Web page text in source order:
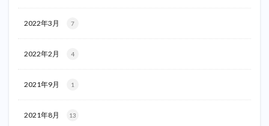
2022年3月 7
2022年2月 4
2021年9月 1
2021年8月 13